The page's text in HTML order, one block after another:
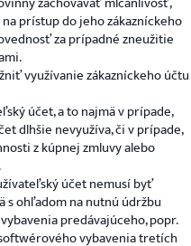
prístup do jeho zákazníckeho
za prípadné zneužitie
využívanie zákazníckeho účtu
účet, a to najmä v prípade,
dlhšie nevyužíva, či v prípade,
z kúpnej zmluvy alebo
účet nemusí byť
ohľadom na nutnú údržbu
predávajúceho, popr.
vybavenia tretích